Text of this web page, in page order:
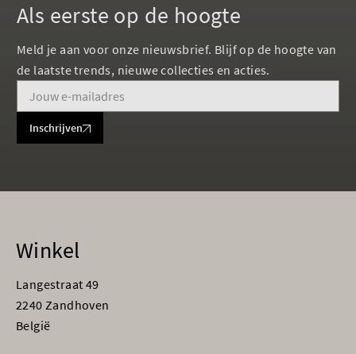
Als eerste op de hoogte
Meld je aan voor onze nieuwsbrief. Blijf op de hoogte van
de laatste trends, nieuwe collecties en acties.
Inschrijven
Winkel
Langestraat 49
2240 Zandhoven
België